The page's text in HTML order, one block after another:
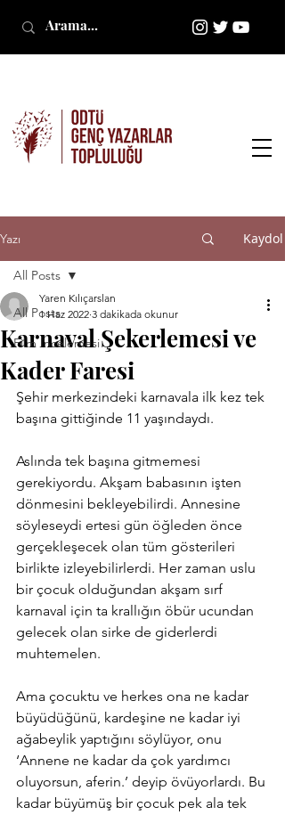
Yazı Kaydol
All Posts
Film İncelemesi
All Posts
Karnaval Şekerlemesi ve
Kader Faresi
Yaren Kılıçarslan
1 Haz 2022 3 dakikada okunur
Şehir merkezindeki karnavala ilk kez tek
başına gittiğinde 11 yaşındaydı.
Aslında tek başına gitmemesi
gerekiyordu. Akşam babasının işten
dönmesini bekleyebilirdi. Annesine
söyleseydi ertesi gün öğleden önce
gerçekleşecek olan tüm gösterileri
birlikte izleyebilirlerdi. Her zaman uslu
bir çocuk olduğundan akşam sırf
karnaval için ta krallığın öbür ucundan
gelecek olan sirke de giderlerdi
muhtemelen.
Ama çocuktu ve herkes ona ne kadar
büyüdüğünü, kardeşine ne kadar iyi
ağabeylik yaptığını söylüyor, onu
‘Annene ne kadar da çok yardımcı
oluyorsun, aferin.’ deyip övüyorlardı. Bu
kadar büyümüş bir çocuk pek ala tek